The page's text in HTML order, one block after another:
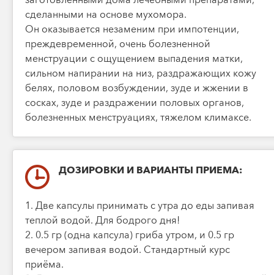
сделанными на основе мухомора.
Он оказывается незаменим при импотенции,
преждевременной, очень болезненной
менструации с ощущением выпадения матки,
сильном напирании на низ, раздражающих кожу
белях, половом возбуждении, зуде и жжении в
сосках, зуде и раздражении половых органов,
болезненных менструациях, тяжелом климаксе.
ДОЗИРОВКИ И ВАРИАНТЫ ПРИЕМА:
1. Две капсулы принимать с утра до еды запивая
теплой водой. Для бодрого дня!
2. 0.5 гр (одна капсула) гриба утром, и 0.5 гр
вечером запивая водой. Стандартный курс
приёма.